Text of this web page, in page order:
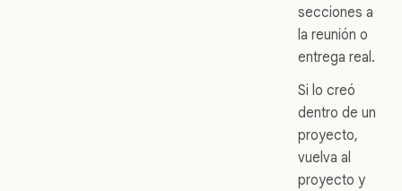
secciones a
la reunión o
entrega real.
Si lo creó
dentro de un
proyecto,
vuelva al
proyecto y